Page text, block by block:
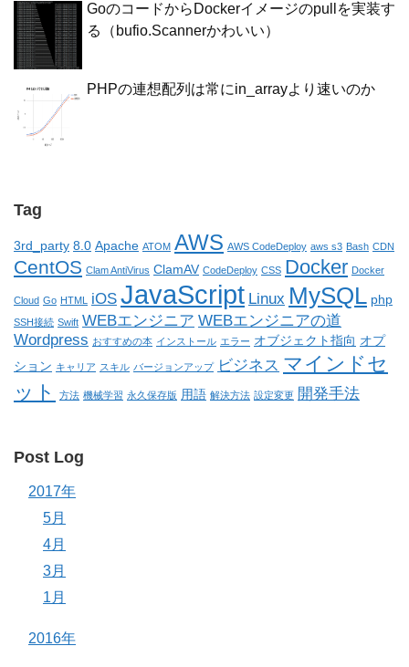
GoのコードからDockerイメージのpullを実装す
る（bufio.Scannerかわいい）
PHPの連想配列は常にin_arrayより速いのか
Tag
3rd_party 8.0 Apache ATOM AWS AWS CodeDeploy aws s3 Bash CDN
CentOS Clam AntiVirus ClamAV CodeDeploy CSS Docker Docker
Cloud Go HTML iOS JavaScript Linux MySQL php
SSH接続 Swift WEBエンジニア WEBエンジニアの道
Wordpress おすすめの本 インストール エラー オブジェクト指向 オプ
ション キャリア スキル バージョンアップ ビジネス マインドセ
ット
方法 機械学習 永久保存版 用語 解決方法 設定変更 開発手法
Post Log
2017年
5月
4月
3月
1月
2016年